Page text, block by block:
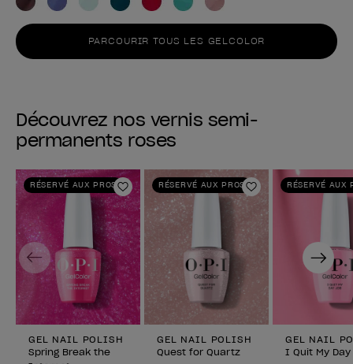
PARCOURIR TOUS LES GELCOLOR
Découvrez nos vernis semi-
permanents roses
RÉSERVÉ AUX PROS
Ajouter aux favoris
GEL NAIL POLISH
Spring Break the
RÉSERVÉ AUX PROS
Ajouter aux
GEL NAIL POLISH
Quest for Quartz
RÉSERVÉ AUX
GEL NAIL
I Quit My
Previous Next